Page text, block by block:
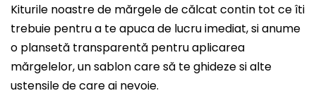
Kiturile noastre de mărgele de călcat contin tot ce îti
trebuie pentru a te apuca de lucru imediat, si anume
o plansetă transparentă pentru aplicarea
mărgelelor, un sablon care să te ghideze si alte
ustensile de care ai nevoie.